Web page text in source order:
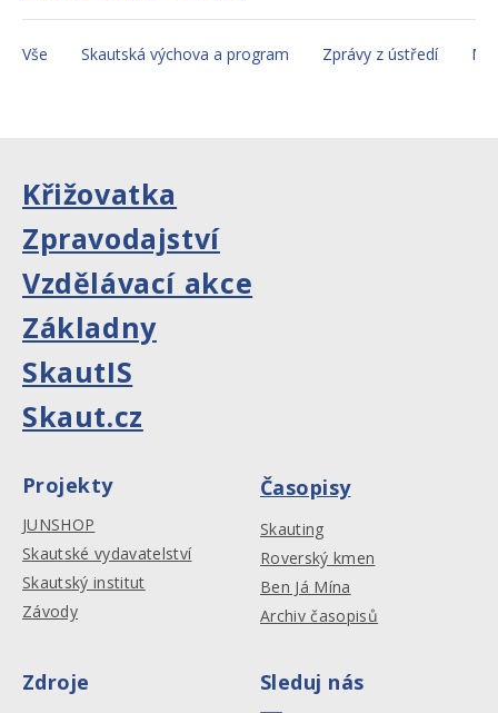
Vše Skautská výchova a program Zprávy z ústředí
Křižovatka
Zpravodajství
Vzdělávací akce
Základny
SkautIS
Skaut.cz
Projekty
JUNSHOP
Skautské vydavatelství
Skautský institut
Závody
Časopisy
Skauting
Roverský kmen
Ben Já Mína
Archiv časopisů
Zdroje Sleduj nás